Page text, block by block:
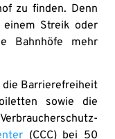
zu finden. Denn
einem Streik oder
Bahnhöfe mehr
die Barrierefreiheit
sowie die
(CCC) bei 50